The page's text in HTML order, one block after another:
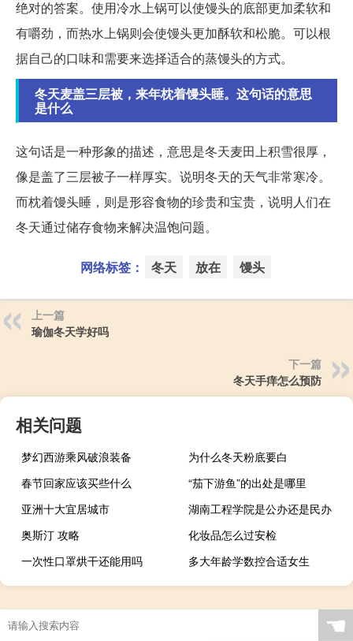
绝对的答案。使用冷水上锅可以使馒头的底部更加柔软和
有嚼劲，而热水上锅则会使馒头更加酥软和松脆。可以根
据自己的口味和需要来选择适合的蒸馒头的方式。
冬天麦盖三层被，来年枕着馒头睡。这句话的意思
是什么
这句话是一种形象的描述，意思是冬天麦田上积雪很厚，
像是盖了三层被子一样厚实。说明冬天的天气非常寒冷。
而枕着馒头睡，则是形容食物的珍贵和宝贵，说明人们在
冬天通过储存食物来解决温饱问题。
网络标签： 冬天 放在 馒头
上一篇
瑜伽冬天学好吗
下一篇
冬天手痒怎么预防
相关问题
梦幻西游乘风破浪装备
为什么冬天粉底要白
春节回家应该买些什么
“茄下游鱼”的出处是哪里
亚洲十大宜居城市
湖南工程学院是公办还是民办
奥斯汀 攻略
化妆品怎么过安检
一次性口罩烘干还能用吗
多大年龄学数控合适女生
☚